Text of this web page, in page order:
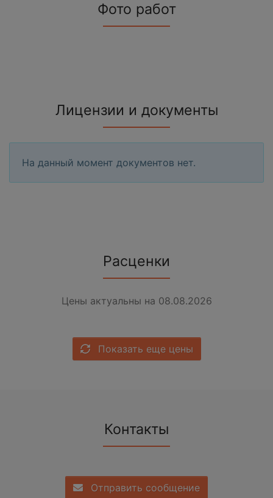
Фото работ
Лицензии и документы
На данный момент документов нет.
Расценки
Цены актуальны на 08.08.2026
Показать еще цены
Контакты
Отправить сообщение